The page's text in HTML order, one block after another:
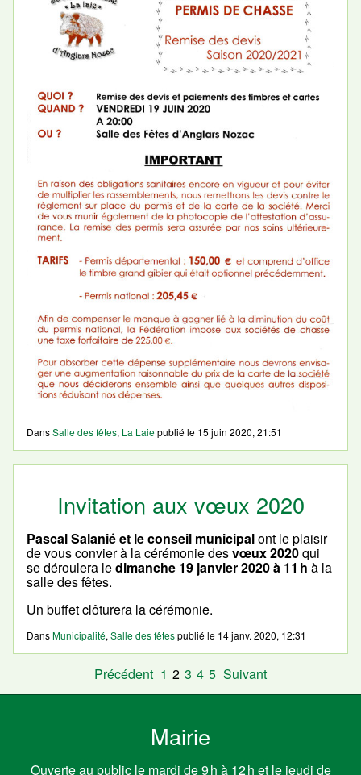
DansSalle des fêtes, La Laiepublié le 15 juin 2020, 21:51
Invitation aux vœux 2020
Pascal Salanié et le conseil municipalont le plaisir
de vous convier à la cérémonie desvœux 2020qui
se déroulera ledimanche 19 janvier 2020 à 11 h à la
salle des fêtes.
Un buffet clôturera la cérémonie.
DansMunicipalité, Salle des fêtespublié le 14 janv. 2020, 12:31
Précédent 1 2 3 4 5 Suivant
Mairie
Ouverte au public le mardi de 9 h à 12 h et le jeudi de